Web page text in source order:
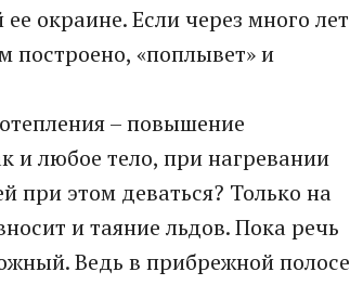
окраине. Если через много лет
построено, «поплывет» и
– повышение
и любое тело, при нагревании
при этом деваться? Только на
и таяние льдов. Пока речь
Ведь в прибрежной полосе